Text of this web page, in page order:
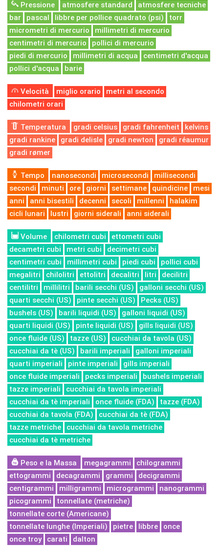
Pressione atmosfere standard
atmosfere tecniche
bar
pascal libbre per pollice quadrato (psi)
torr
micrometri di mercurio
millimetri di mercurio
centimetri di mercurio
pollici di mercurio
piedi di mercurio
millimetri di acqua
centimetri d'acqua
pollici d'acqua
barie
Velocità miglio orario
metri al secondo
chilometri orari
Temperatura gradi celsius gradi fahrenheit
kelvins
gradi rankine
gradi delisle gradi newton
gradi réaumur
gradi rømer
Tempo nanosecondi microsecondi
millisecondi
secondi
minuti ore giorni settimane quindicine
mesi
anni
anni bisestili decenni secoli millenni
halakim
cicli lunari
lustri giorni siderali anni siderali
Volume chilometri cubi
ettometri cubi
decametri cubi
metri cubi
decimetri cubi
centimetri cubi
millimetri cubi piedi cubi
pollici cubi
megalitri
chilolitri ettolitri decalitri litri
decilitri
centilitri
millilitri barili secchi (US)
galloni secchi (US)
quarti secchi (US)
pinte secchi (US)
Pecks (US)
bushels (US)
barili liquidi (US)
galloni liquidi (US)
quarti liquidi (US)
pinte liquidi (US)
gills liquidi (US)
once fluide (US)
tazze (US)
cucchiai da tavola (US)
cucchiai da tè (US)
barili imperiali
galloni imperiali
quarti imperiali
pinte imperiali
gills imperiali
once fluide imperiali
pecks imperiali
bushels imperiali
tazze imperiali
cucchiai da tavola imperiali
cucchiai da tè imperiali
once fluide (FDA)
tazze (FDA)
cucchiai da tavola (FDA)
cucchiai da tè (FDA)
tazze metriche
cucchiai da tavola metriche
cucchiai da tè metriche
Peso e la Massa megagrammi
chilogrammi
ettogrammi
decagrammi grammi
decigrammi
centigrammi
milligrammi microgrammi
nanogrammi
picogrammi
tonnellate (metriche)
tonnellate corte (Americane)
tonnellate lunghe (Imperiali)
pietre libbre
once
once troy
carati dalton